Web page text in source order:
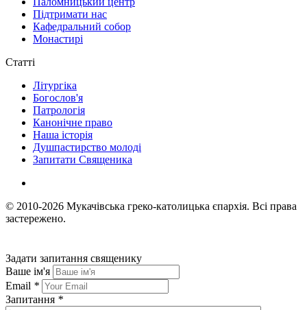
Підтримати нас
Кафедральний собор
Монастирі
Статті
Літургіка
Богослов'я
Патрологія
Канонічне право
Наша історія
Душпастирство молоді
Запитати Священика
© 2010-2026 Мукачівська греко-католицька єпархія. Всі права
застережено.
Задати запитання священику
Ваше ім'я
Email *
Запитання *